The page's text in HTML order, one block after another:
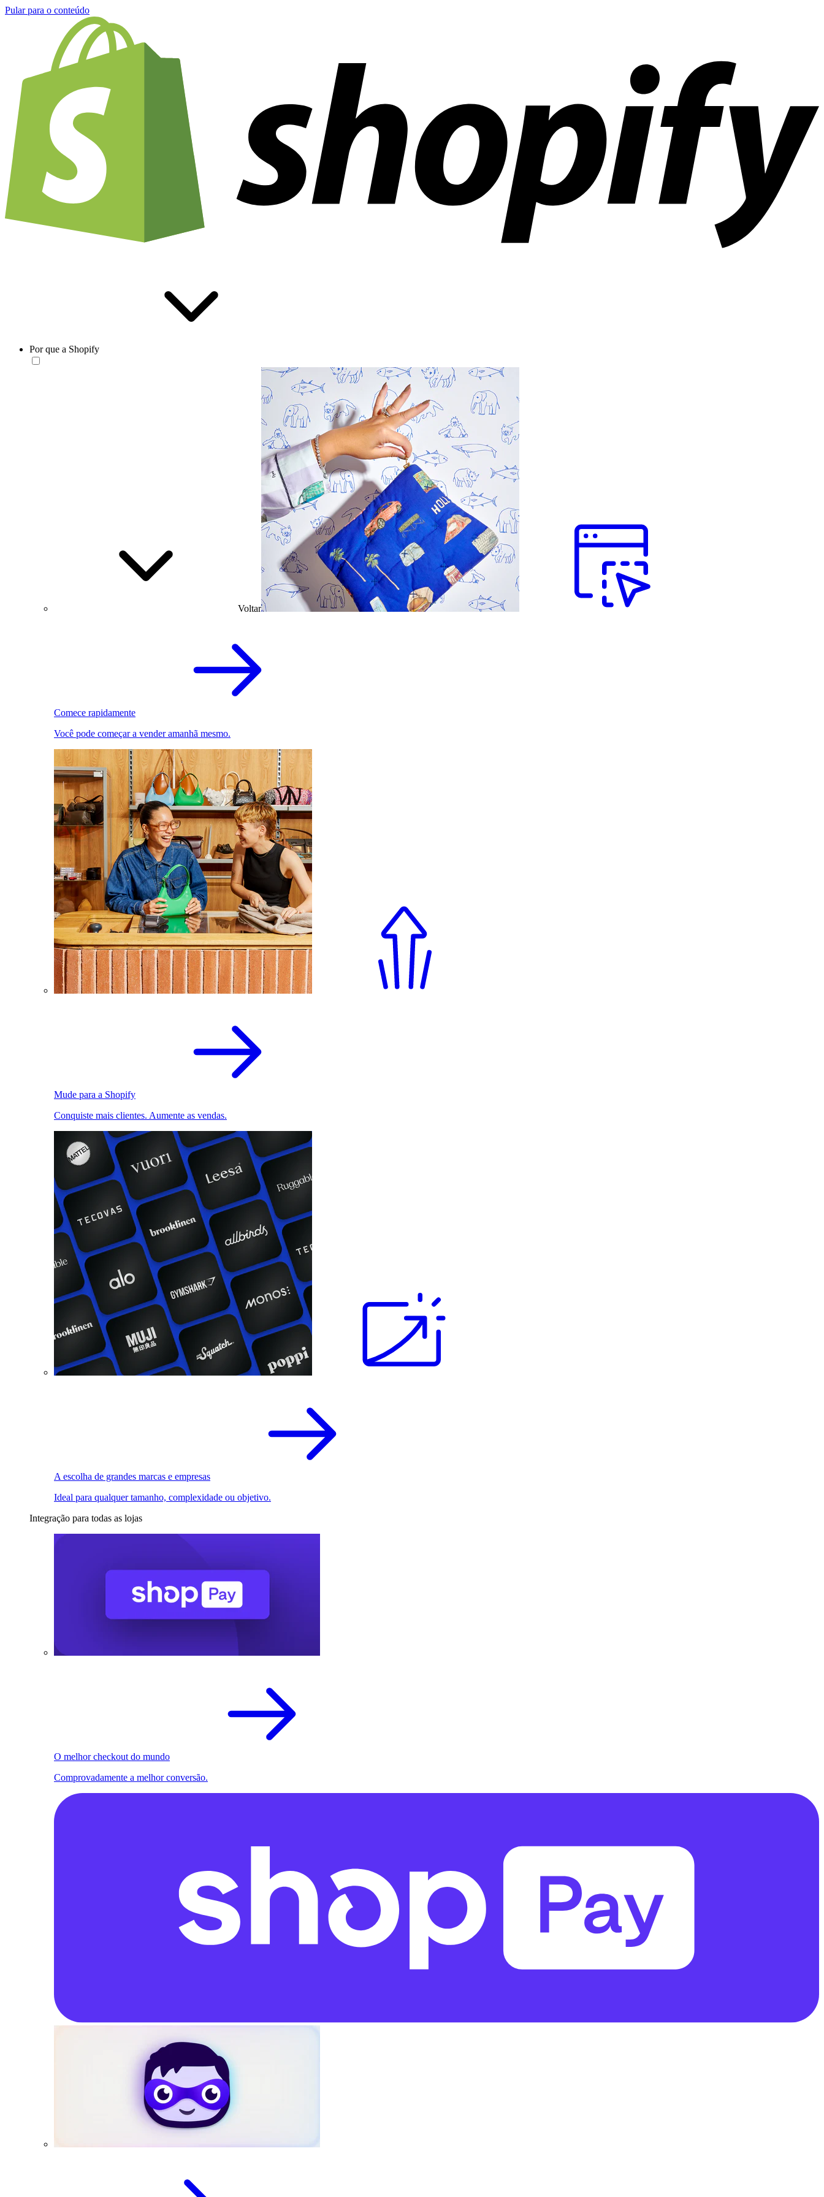
Pular para o conteúdo
Por que a Shopify
Voltar
Comece rapidamente
Você pode começar a vender amanhã mesmo.
Mude para a Shopify
Conquiste mais clientes. Aumente as vendas.
A escolha de grandes marcas e empresas
Ideal para qualquer tamanho, complexidade ou objetivo.
Integração para todas as lojas
O melhor checkout do mundo
Comprovadamente a melhor conversão.